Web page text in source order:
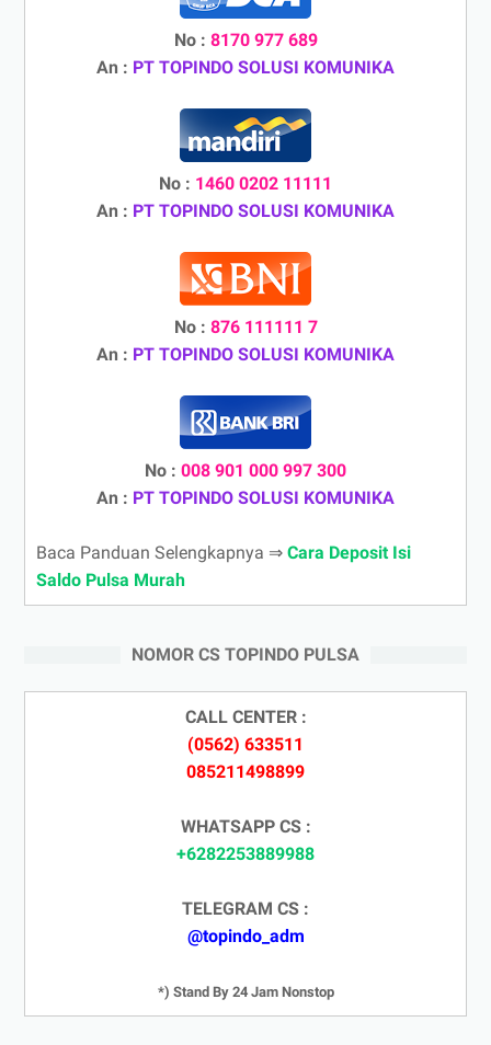
No : 8170 977 689
An : PT TOPINDO SOLUSI KOMUNIKA
No : 1460 0202 11111
An : PT TOPINDO SOLUSI KOMUNIKA
No : 876 111111 7
An : PT TOPINDO SOLUSI KOMUNIKA
No : 008 901 000 997 300
An : PT TOPINDO SOLUSI KOMUNIKA
Baca Panduan Selengkapnya ⇒ Cara Deposit Isi
Saldo Pulsa Murah
NOMOR CS TOPINDO PULSA
CALL CENTER :
(0562) 633511
085211498899
WHATSAPP CS :
+6282253889988
TELEGRAM CS :
@topindo_adm
*) Stand By 24 Jam Nonstop